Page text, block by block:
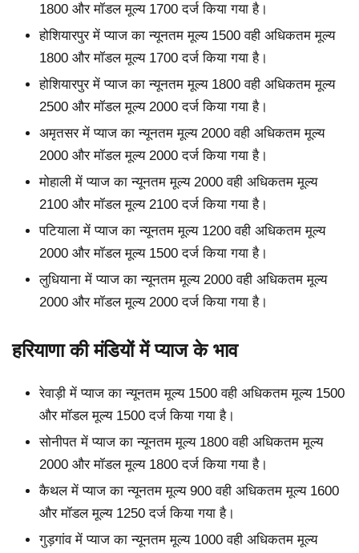
1800 और मॉडल मूल्य 1700 दर्ज किया गया है।
होशियारपुर में प्याज का न्यूनतम मूल्य 1500 वही अधिकतम मूल्य
1800 और मॉडल मूल्य 1700 दर्ज किया गया है।
होशियारपुर में प्याज का न्यूनतम मूल्य 1800 वही अधिकतम मूल्य
2500 और मॉडल मूल्य 2000 दर्ज किया गया है।
अमृतसर में प्याज का न्यूनतम मूल्य 2000 वही अधिकतम मूल्य
2000 और मॉडल मूल्य 2000 दर्ज किया गया है।
मोहाली में प्याज का न्यूनतम मूल्य 2000 वही अधिकतम मूल्य
2100 और मॉडल मूल्य 2100 दर्ज किया गया है।
पटियाला में प्याज का न्यूनतम मूल्य 1200 वही अधिकतम मूल्य
2000 और मॉडल मूल्य 1500 दर्ज किया गया है।
लुधियाना में प्याज का न्यूनतम मूल्य 2000 वही अधिकतम मूल्य
2000 और मॉडल मूल्य 2000 दर्ज किया गया है।
हरियाणा की मंडियों में प्याज के भाव
रेवाड़ी में प्याज का न्यूनतम मूल्य 1500 वही अधिकतम मूल्य 1500
और मॉडल मूल्य 1500 दर्ज किया गया है।
सोनीपत में प्याज का न्यूनतम मूल्य 1800 वही अधिकतम मूल्य
2000 और मॉडल मूल्य 1800 दर्ज किया गया है।
कैथल में प्याज का न्यूनतम मूल्य 900 वही अधिकतम मूल्य 1600
और मॉडल मूल्य 1250 दर्ज किया गया है।
गुड़गांव में प्याज का न्यूनतम मूल्य 1000 वही अधिकतम मूल्य